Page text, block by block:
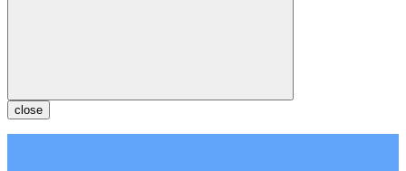
close